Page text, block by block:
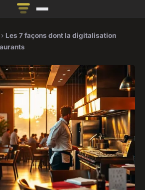
› Les 7 façons dont la digitalisation